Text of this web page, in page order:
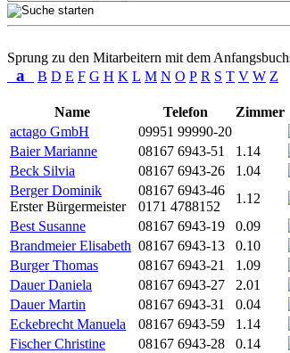
Sprung zu den Mitarbeitern mit dem
a B D E F G H K L M N O P R S T V W Z
Name
Telefon Zimmer
actago GmbH
09951 99990-20
Baier Marianne
08167 6943-51 1.14
Beck Silvia
08167 6943-26 1.04
Berger Dominik
Erster Bürgermeister
08167 6943-46
0171 4788152
1.12
Best Susanne
08167 6943-19 0.09
Brandmeier Elisabeth 08167 6943-13 0.10
Burger Thomas
08167 6943-21 1.09
Dauer Daniela
08167 6943-27 2.01
Dauer Martin
08167 6943-31 0.04
Eckebrecht Manuela
08167 6943-59 1.14
Fischer Christine
08167 6943-28 0.14